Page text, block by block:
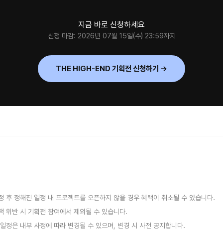
지금 바로 신청하세요
신청 마감: 2026년 07월 15일(수) 23:59까지
THE HIGH-END 기획전 신청하기 →
후 정해진 일정 내 프로젝트를 오픈하지 않을 경우 혜택이 취소될 수 있습니다.
위반 시 기획전 참여에서 제외될 수 있습니다.
정은 내부 사정에 따라 변경될 수 있으며, 변경 시 사전 공지합니다.